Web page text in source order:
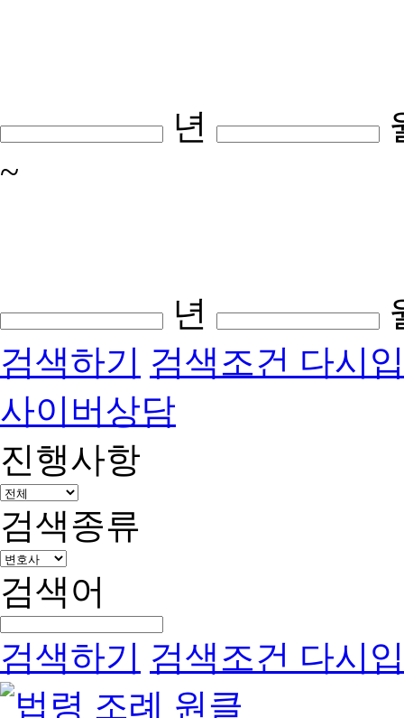
년
~
년
검색하기 검색조건 다시
사이버상담
진행사항
검색종류
검색어
검색하기 검색조건 다시